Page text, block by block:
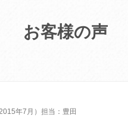
お客様の声
年7月）担当：豊田